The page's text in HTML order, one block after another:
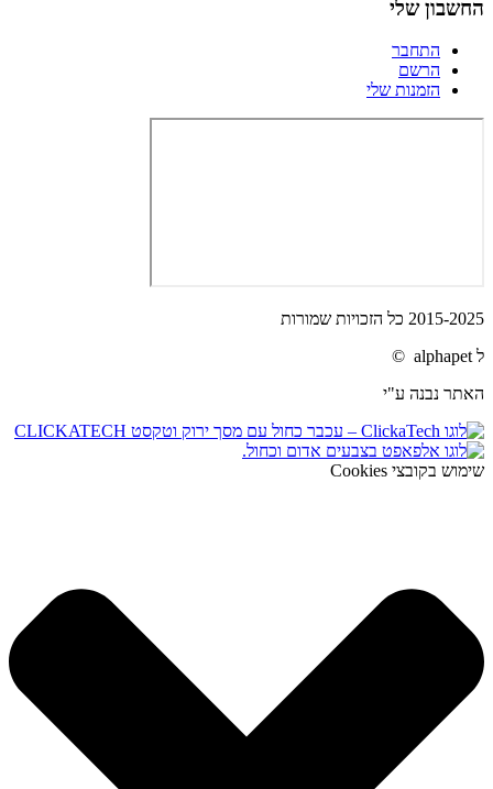
החשבון שלי
התחבר
הרשם
הזמנות שלי
2015-2025 כל הזכויות שמורות
ל alphapet ©
האתר נבנה ע"י
שימוש בקובצי Cookies